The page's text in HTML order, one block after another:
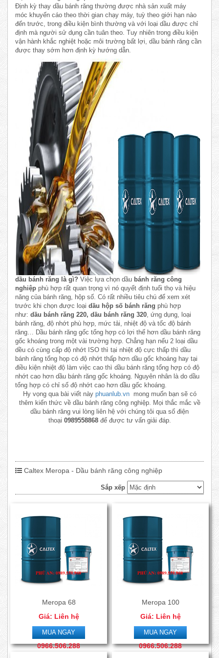
Định kỳ thay dầu bánh răng thường được nhà sản xuất máy
móc khuyến cáo theo thời gian chạy máy, tuỳ theo giới hạn nào
đến trước, trong điều kiện bình thường và với loại dầu được chỉ
định mà người sử dụng cần tuân theo. Tuy nhiên trong điều kiện
vận hành khắc nghiệt hoặc môi trường bất lợi, dầu bánh răng cần
được thay sớm hơn định kỳ hướng dẫn.
dầu bánh răng là gì? Việc lựa chọn dầu bánh răng công
nghiệp phù hợp rất quan trọng vì nó quyết định tuổi thọ và hiệu
năng của bánh răng, hộp số. Có rất nhiều tiêu chú để xem xét
trước khi chọn được loại dầu hộp số bánh răng phù hợp
như: dầu bánh răng 220, dầu bánh răng 320 , ứng dụng, loại
bánh răng, độ nhớt phù hợp, mức tải, nhiệt độ và tốc độ bánh
răng… Dầu bánh răng gốc tổng hợp có lợi thế hơn dầu bánh răng
gốc khoáng trong một vài trường hợp. Chẳng hạn nếu 2 loại dầu
dều có cùng cấp độ nhớt ISO thì tại nhiệt độ cực thấp thì dầu
bánh răng tổng họp có độ nhớt thấp hơn dầu gốc khoáng hay tại
điều kiện nhiệt độ làm việc cao thì dầu bánh răng tổng hợp có độ
nhớt cao hơn dầu bánh răng gốc khoáng. Nguyên nhân là do dầu
tổng hợp có chỉ số độ nhớt cao hơn dầu gốc khoáng.
Hy vọng qua bài viết này phuanlub.vnmong muốn bạn sẽ có
thêm kiến thức về dầu bánh răng công nghiệp. Mọi thắc mắc về
dầu bánh răng vui lòng liên hệ với chúng tôi qua số điện
thoại 0989558868 để được tư vấn giải đáp.
Caltex Meropa - Dầu bánh răng công nghiệp
Sắp xếp
Meropa 68
Giá: Liên hệ
0989.558.868-
0966.506.288
MUA NGAY
Meropa 100
Giá: Liên hệ
0989.558.868-
0966.506.288
MUA NGAY